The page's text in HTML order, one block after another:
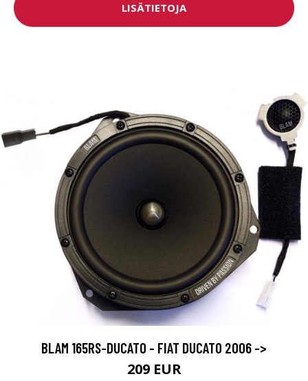
LISÄTIETOJA
BLAM 165RS-DUCATO - FIAT DUCATO 2006 ->
209 EUR